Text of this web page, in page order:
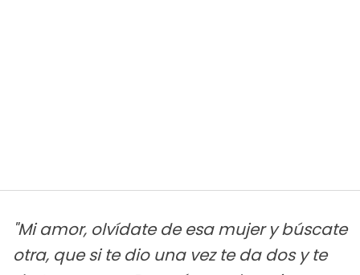
"Mi amor, olvídate de esa mujer y búscate
otra, que si te dio una vez te da dos y te